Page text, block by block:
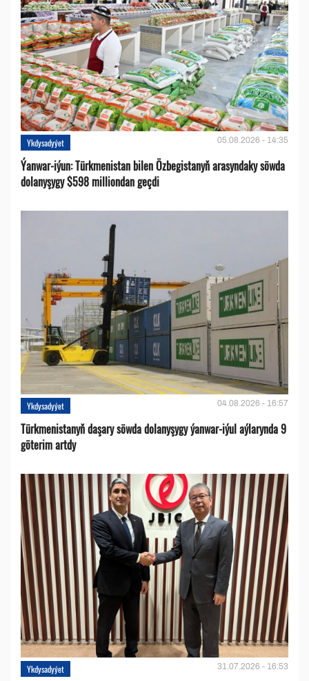
Ykdysadyýet 05.08.2026 - 14:35
Ýanwar-iýun: Türkmenistan bilen Özbegistanyň arasyndaky söwda
dolanyşygy $598 milliondan geçdi
Ykdysadyýet 04.08.2026 - 16:57
Türkmenistanyň daşary söwda dolanyşygy ýanwar-iýul aýlarynda 9
göterim artdy
Ykdysadyýet 31.07.2026 - 16:53